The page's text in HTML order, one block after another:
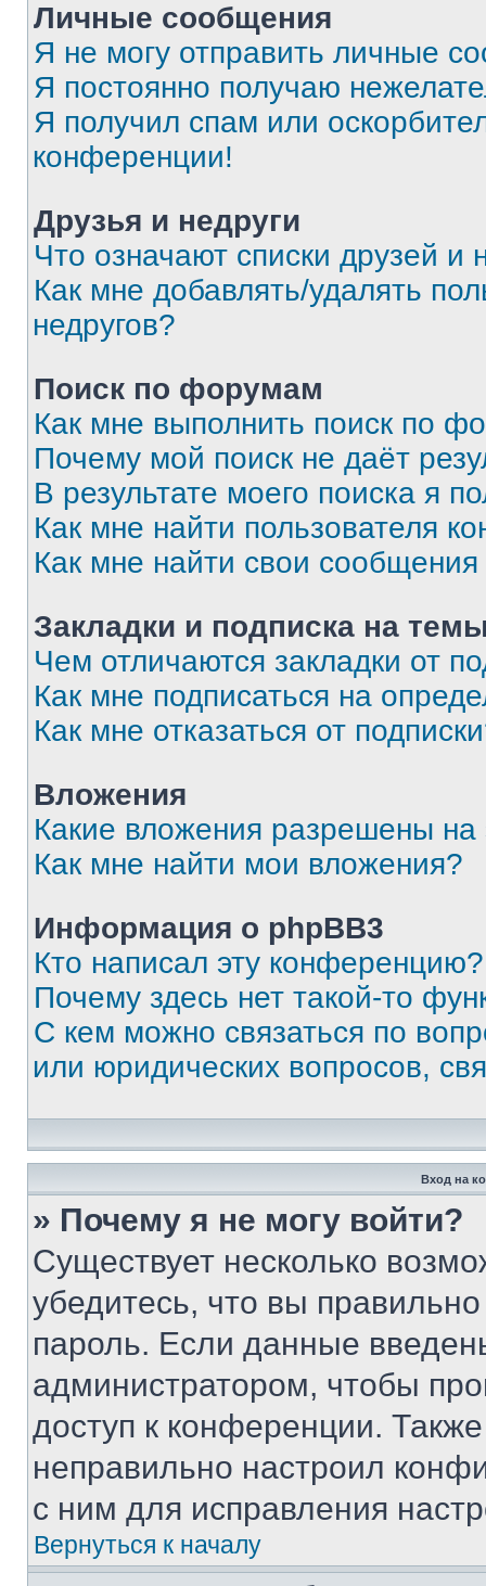
Личные сообщения
Я не могу отправить личные
Я постоянно получаю
Я получил спам или
конференции!
Друзья и недруги
Что означают списки друзей и
Как мне добавлять/удалять
недругов?
Поиск по форумам
Как мне выполнить поиск по
Почему мой поиск не даёт
В результате моего поиска я
Как мне найти пользователя
Как мне найти свои
Закладки и подписка на
Чем отличаются закладки от
Как мне подписаться на
Как мне отказаться от
Вложения
Какие вложения разрешены
Как мне найти мои вложения?
Информация о phpBB3
Кто написал эту конференцию?
Почему здесь нет такой-то
С кем можно связаться по
или юридических вопросов,
Вход на
» Почему я не могу войти?
Существует несколько
убедитесь, что вы
пароль. Если данные
администратором, чтобы
доступ к конференции.
неправильно настроил
с ним для исправления
Вернуться к началу